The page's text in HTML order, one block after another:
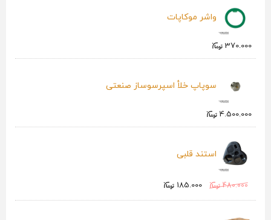
واشر موکاپات
370.000
سوپاپ خلأ اسپرسوساز صنعتی
4.500.000
استند قلبی
480.000
185.000